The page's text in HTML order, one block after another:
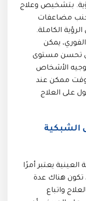
بتشخيص وعلاج
مضاعفات
الكاملة.
يمكن
تحسن مستوى
الأشخاص
ممكن عند
على العلاج
الشبكية
العينية يعتبر أمرًا
هناك عدة
واتباع